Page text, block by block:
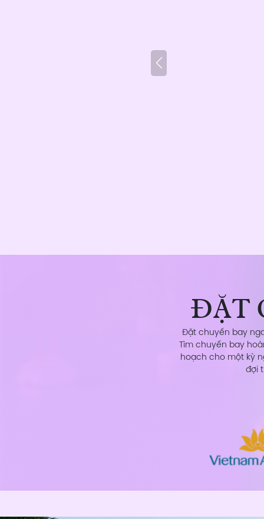
ĐẶT
Đặt chuyến bay
Tìm chuyến bay
hoạch cho một kỳ
đợi